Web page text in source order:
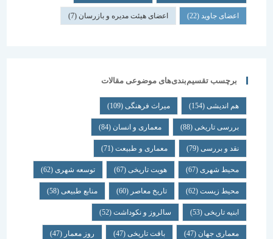
اعضای جاوید(22) اعضای هیئت مدیره و بازرسان(7)
برچسب تقسیم‌بندی‌های موضوعی مقالات
هم اندیشی (154) میراث فرهنگی (109)
بررسی تاریخی (88) معماری و انسان (84)
نقد و بررسی (79) معماری و طبیعت (71)
محیط شهری(67) هویت تاریخی(67) توسعه شهری(62)
محیط زیست(62) تاریخ معاصر(60) منابع طبیعی(58)
ابنیه تاریخی(53) سالروز و نکوداشت(52)
معماری جهان (47) بافت تاریخی(47) روز معمار(47)